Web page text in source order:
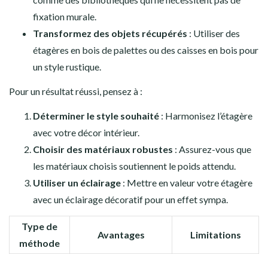
fixation murale.
Transformez des objets récupérés : Utiliser des
étagères en bois de palettes ou des caisses en bois pour
un style rustique.
Pour un résultat réussi, pensez à :
Déterminer le style souhaité : Harmonisez l’étagère
avec votre décor intérieur.
Choisir des matériaux robustes : Assurez-vous que
les matériaux choisis soutiennent le poids attendu.
Utiliser un éclairage : Mettre en valeur votre étagère
avec un éclairage décoratif pour un effet sympa.
Type de
méthode
Avantages Limitations